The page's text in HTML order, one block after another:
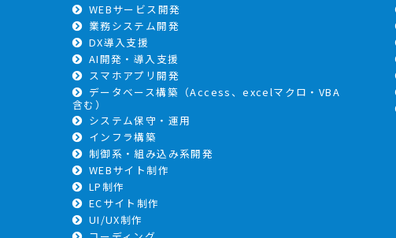
WEBサービス開発
業務システム開発
DX導入支援
AI開発・導入支援
スマホアプリ開発
データベース構築（Access、excelマクロ・VBA
含む）
システム保守・運用
インフラ構築
制御系・組み込み系開発
WEBサイト制作
LP制作
ECサイト制作
UI/UX制作